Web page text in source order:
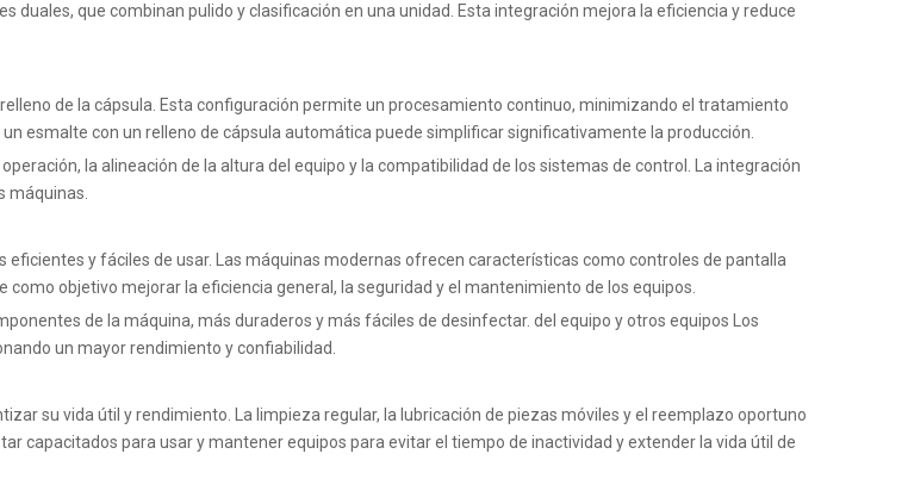
duales, que combinan pulido y clasificación en una unidad. Esta integración mejora la eficiencia y reduce
de la cápsula. Esta configuración permite un procesamiento continuo, minimizando el tratamiento
esmalte con un relleno de cápsula automática puede simplificar significativamente la producción.
la alineación de la altura del equipo y la compatibilidad de los sistemas de control. La integración
máquinas.
eficientes y fáciles de usar. Las máquinas modernas ofrecen características como controles de pantalla
objetivo mejorar la eficiencia general, la seguridad y el mantenimiento de los equipos.
de la máquina, más duraderos y más fáciles de desinfectar. del equipo y otros equipos
Los
un mayor rendimiento y confiabilidad.
su vida útil y rendimiento. La limpieza regular, la lubricación de piezas móviles y el reemplazo oportuno
capacitados para usar y mantener equipos para evitar el tiempo de inactividad y extender la vida útil de